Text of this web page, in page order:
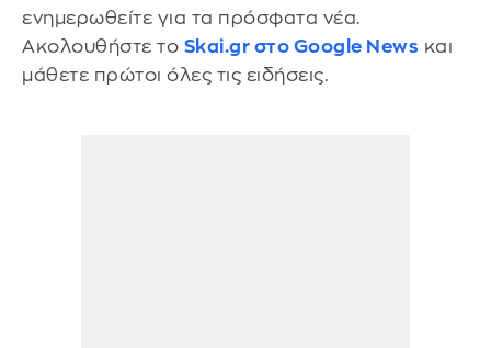
ενημερωθείτε για τα πρόσφατα νέα.
Ακολουθήστε το Skai.gr στο Google News και
μάθετε πρώτοι όλες τις ειδήσεις.